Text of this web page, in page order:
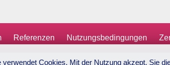
Referenzen Nutzungsbedingungen
verwendet Cookies. Mit der Nutzung akzept. Sie